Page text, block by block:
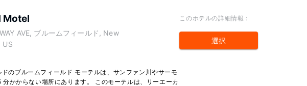
Motel
AVE, ブルームフィールド, New
US
のブルームフィールド モーテルは、サンファン川やサーモ
分かからない場所にあります。 このモーテルは、リーエーカ
このホテルの詳細情報：
選択